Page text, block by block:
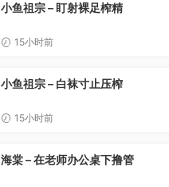
小鱼祖宗 – 盯射裸足榨精
15小时前
小鱼祖宗 – 白袜寸止压榨
15小时前
海棠 – 在老师办公桌下撸管